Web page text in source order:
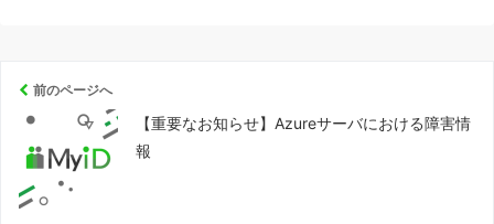
前のページへ
【重要なお知らせ】Azureサーバにおける障害情
報